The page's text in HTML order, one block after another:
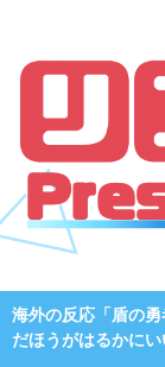
海外の反応「盾の
だほうがはるかにい